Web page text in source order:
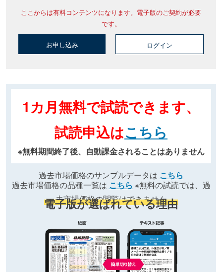
ここからは有料コンテンツになります。電子版のご契約が必要
です。
お申し込み ログイン
1カ月無料で試読できます、
試読申込はこちら
※無料期間終了後、自動課金されることはありません
過去市場価格のサンプルデータは こちら
過去市場価格の品種一覧は こちら ※無料の試読では、過
去市場価格の閲覧はできません
電子版が選ばれている理由